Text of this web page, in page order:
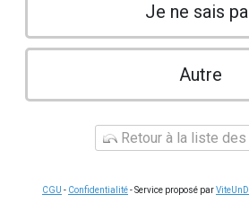
Je ne sais
Autre
Retour à la liste
CGU - Confidentialité- Service proposé par